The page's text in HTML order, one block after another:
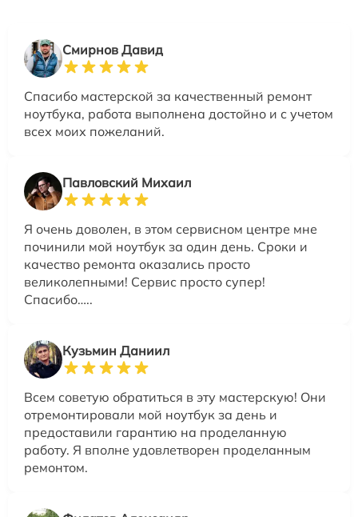
Смирнов Давид
Спасибо мастерской за качественный ремонт
ноутбука, работа выполнена достойно и с учетом
всех моих пожеланий.
Павловский Михаил
Я очень доволен, в этом сервисном центре мне
починили мой ноутбук за один день. Сроки и
качество ремонта оказались просто
великолепными! Сервис просто супер!
Спасибо…..
Кузьмин Даниил
Всем советую обратиться в эту мастерскую! Они
отремонтировали мой ноутбук за день и
предоставили гарантию на проделанную
работу. Я вполне удовлетворен проделанным
ремонтом.